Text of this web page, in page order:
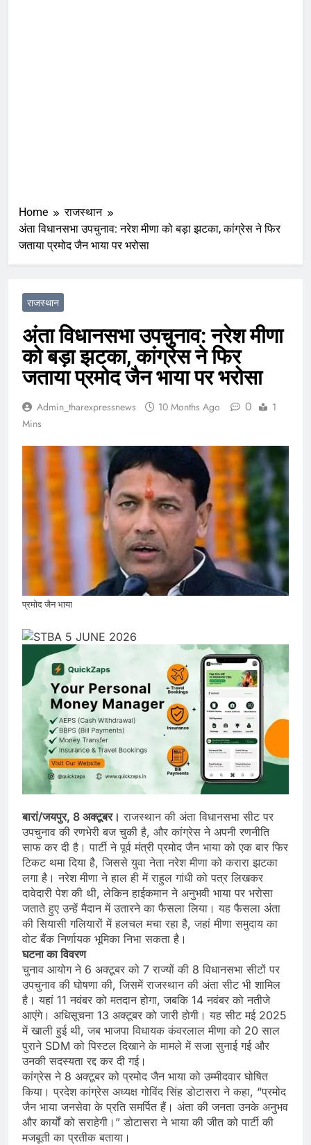
Home
राजस्थान
अंता विधानसभा उपचुनाव: नरेश मीणा को बड़ा झटका, कांग्रेस ने फिर
जताया प्रमोद जैन भाया पर भरोसा
राजस्थान
अंता विधानसभा उपचुनाव: नरेश मीणा
को बड़ा झटका, कांग्रेस ने फिर
जताया प्रमोद जैन भाया पर भरोसा
Admin_tharexpressnews 10 Months Ago 0
1
Mins
प्रमोद जैन भाया
बारां/जयपुर, 8 अक्टूबर। राजस्थान की अंता विधानसभा सीट पर
उपचुनाव की रणभेरी बज चुकी है, और कांग्रेस ने अपनी रणनीति
साफ कर दी है। पार्टी ने पूर्व मंत्री प्रमोद जैन भाया को एक बार फिर
टिकट थमा दिया है, जिससे युवा नेता नरेश मीणा को करारा झटका
लगा है। नरेश मीणा ने हाल ही में राहुल गांधी को पत्र लिखकर
दावेदारी पेश की थी, लेकिन हाईकमान ने अनुभवी भाया पर भरोसा
जताते हुए उन्हें मैदान में उतारने का फैसला लिया। यह फैसला अंता
की सियासी गलियारों में हलचल मचा रहा है, जहां मीणा समुदाय का
वोट बैंक निर्णायक भूमिका निभा सकता है।
घटना का विवरण
चुनाव आयोग ने 6 अक्टूबर को 7 राज्यों की 8 विधानसभा सीटों पर
उपचुनाव की घोषणा की, जिसमें राजस्थान की अंता सीट भी शामिल
है। यहां 11 नवंबर को मतदान होगा, जबकि 14 नवंबर को नतीजे
आएंगे। अधिसूचना 13 अक्टूबर को जारी होगी। यह सीट मई 2025
में खाली हुई थी, जब भाजपा विधायक कंवरलाल मीणा को 20 साल
पुराने SDM को पिस्टल दिखाने के मामले में सजा सुनाई गई और
उनकी सदस्यता रद्द कर दी गई।
कांग्रेस ने 8 अक्टूबर को प्रमोद जैन भाया को उम्मीदवार घोषित
किया। प्रदेश कांग्रेस अध्यक्ष गोविंद सिंह डोटासरा ने कहा, “प्रमोद
जैन भाया जनसेवा के प्रति समर्पित हैं। अंता की जनता उनके अनुभव
और कार्यों को सराहेगी।” डोटासरा ने भाया की जीत को पार्टी की
मजबूती का प्रतीक बताया।